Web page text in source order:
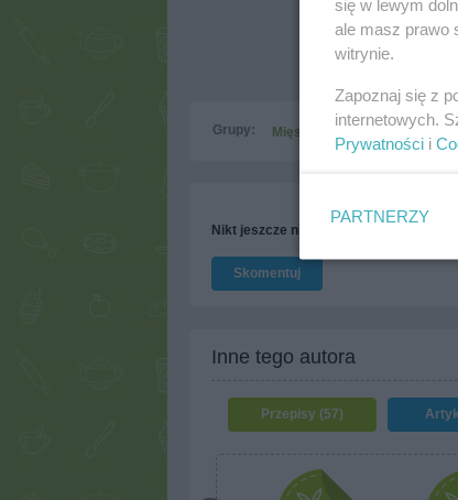
Grupy: Mięso Przepisy dla
Nikt jeszcze nie napisał opinii. Bądź
Skomentuj
Inne tego autora
Przepisy (57)
się w lewym
ale masz prawo
witrynie.
Zapoznaj się z
internetowych.
Prywatności i
PARTNERZY